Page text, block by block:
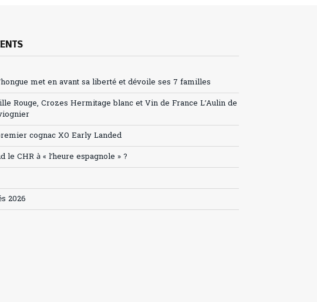
met en avant sa liberté et dévoile ses 7 familles
Rouge, Crozes Hermitage blanc et Vin de France L’Aulin de
cognac XO Early Landed
le CHR à « l’heure espagnole » ?
2026